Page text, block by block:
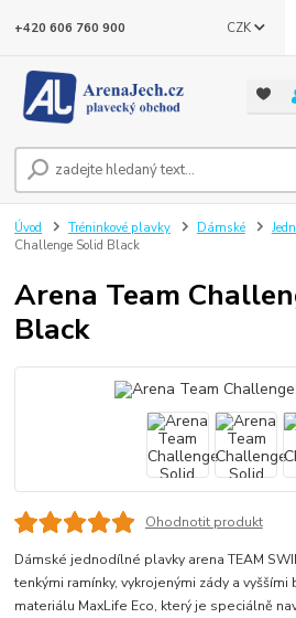
CZK
+420 606 760 900
Úvod Tréninkové plavky Dámské
Challenge Solid Black
Arena Team
Black
Ohodnotit produkt
Dámské jednodílné plavky arena TEAM
tenkými ramínky, vykrojenými zády a vyššími
materiálu MaxLife Eco, který je speciálně